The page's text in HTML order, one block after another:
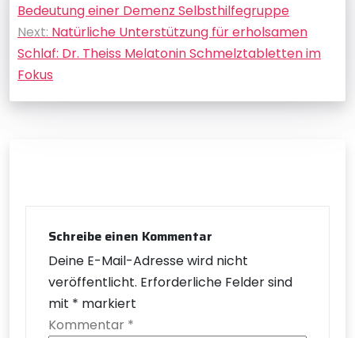
Bedeutung einer Demenz Selbsthilfegruppe
Next: Natürliche Unterstützung für erholsamen
Schlaf: Dr. Theiss Melatonin Schmelztabletten im
Fokus
Schreibe einen Kommentar
Deine E-Mail-Adresse wird nicht
veröffentlicht. Erforderliche Felder sind
mit * markiert
Kommentar *